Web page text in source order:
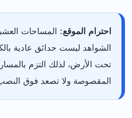
احترام الموقع: المساحات
الشواهد ليست حدائق عادية
تحت الأرض، لذلك التزم
المقصوصة ولا تصعد فوق